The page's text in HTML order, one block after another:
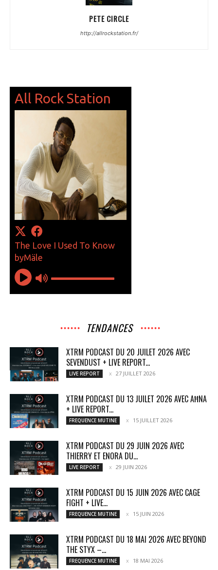
PETE CIRCLE
http://allrockstation.fr/
TENDANCES
XTRM PODCAST DU 20 JUILET 2026 AVEC
SEVENDUST + LIVE REPORT...
LIVE REPORT 27 JUILLET 2026
XTRM PODCAST DU 13 JUILET 2026 AVEC AĦNA
+ LIVE REPORT...
FREQUENCE MUTINE 15 JUILLET 2026
XTRM PODCAST DU 29 JUIN 2026 AVEC
THIERRY ET ENORA DU...
LIVE REPORT 29 JUIN 2026
XTRM PODCAST DU 15 JUIN 2026 AVEC CAGE
FIGHT + LIVE...
FREQUENCE MUTINE 15 JUIN 2026
XTRM PODCAST DU 18 MAI 2026 AVEC BEYOND
THE STYX –...
FREQUENCE MUTINE 18 MAI 2026